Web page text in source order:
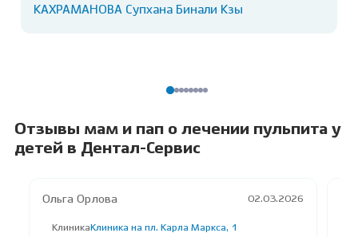
КАХРАМАНОВА Супхана Бинали Кзы
Отзывы мам и пап о лечении пульпита у
детей в Дентал-Сервис
Ольга Орлова 02.03.2026
Клиника Клиника на пл. Карла Маркса, 1